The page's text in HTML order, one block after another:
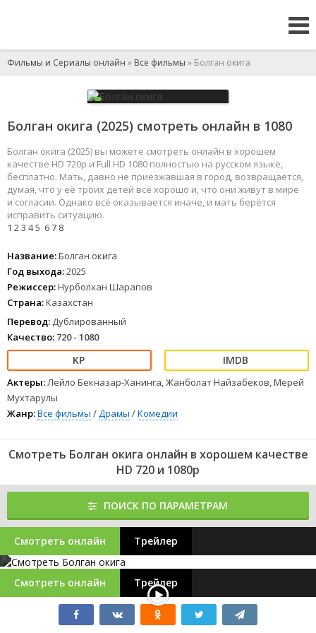
Фильмы и Сериалы онлайн » Все фильмы » Болган окига
Болган окига (2025) смотреть онлайн в 1080
Болган окига (2025) вы можете смотреть онлайн в хорошем
качестве HD 720p и Full HD 1080 полностью на русском языке,
бесплатно. Мать, давно не приезжавшая в город, возвращается,
думая, что у её троих детей всё хорошо и, что они живут в мире
и согласии. Однако всё оказывается иначе, и мать берётся
исправить ситуацию.
1 23 45 67 8
Название:Болган окига
Год выхода:2025
Режиссер:Нурболхан Шарапов
Страна:Казахстан
Перевод: Дублированный
Качество: 720 - 1080
Актеры:Лейло Бекназар-Ханинга, Жанболат Найзабеков, Мерей
Мухтарулы
Жанр:Все фильмы /Драмы /Комедии
Смотреть Болган окига онлайн в хорошем качестве
HD 720 и 1080p
ПОИСК ПО ПАРАМЕТРАМ
Смотреть онлайн Трейлер
Смотреть онлайн Трейлер